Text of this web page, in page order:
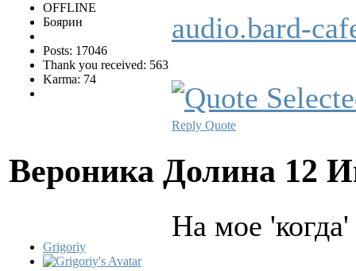
OFFLINE
Боярин
Posts: 17046
Thank you received: 563
Karma: 74
audio.bard-
Reply Quote
Вероника Долина 12
Grigoriy
Hа мое 'когда'